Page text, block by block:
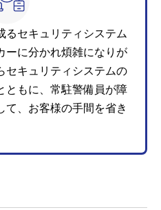
るセキュリティシステム
ーに分かれ煩雑になりが
セキュリティシステムの
ともに、常駐警備員が障
て、お客様の手間を省き